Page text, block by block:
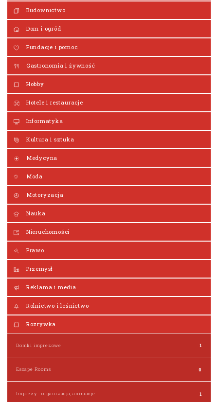
Budownictwo
Dom i ogród
Fundacje i pomoc
Gastronomia i żywność
Hobby
Hotele i restauracje
Informatyka
Kultura i sztuka
Medycyna
Moda
Motoryzacja
Nauka
Nieruchomości
Prawo
Przemysł
Reklama i media
Rolnictwo i leśnictwo
Rozrywka
Domki imprezowe 1
Escape Rooms 0
Imprezy - organizacja, animacje 1